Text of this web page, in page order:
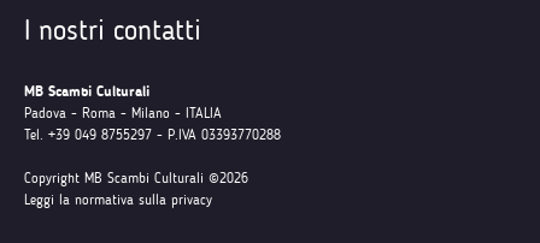
I nostri contatti
MB Scambi Culturali
Padova - Roma - Milano - ITALIA
Tel. +39 049 8755297 - P.IVA 03393770288
Copyright MB Scambi Culturali ©2026
Leggi la normativa sulla privacy